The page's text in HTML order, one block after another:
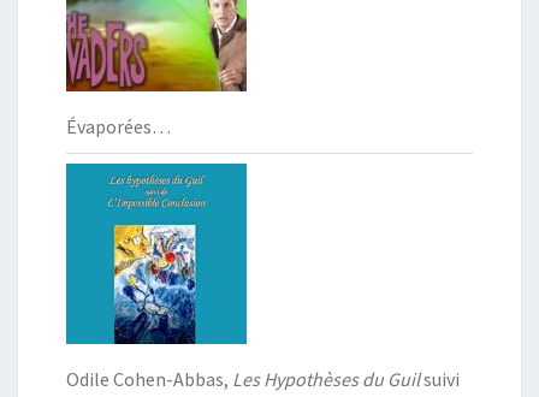
Évaporées…
Odile Cohen-Abbas, Les Hypothèses du Guilsuivi